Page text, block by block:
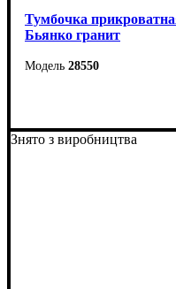
Тумбочка
Бьянко гранит
28550
Высота: 43 см
Глубина: 40,6 см
Знято з виробництва